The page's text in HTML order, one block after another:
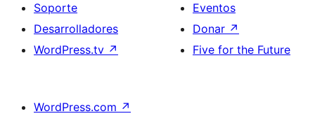
Soporte
Desarrolladores
WordPress.tv ↗
Eventos
Donar ↗
Five for the Future
WordPress.com ↗